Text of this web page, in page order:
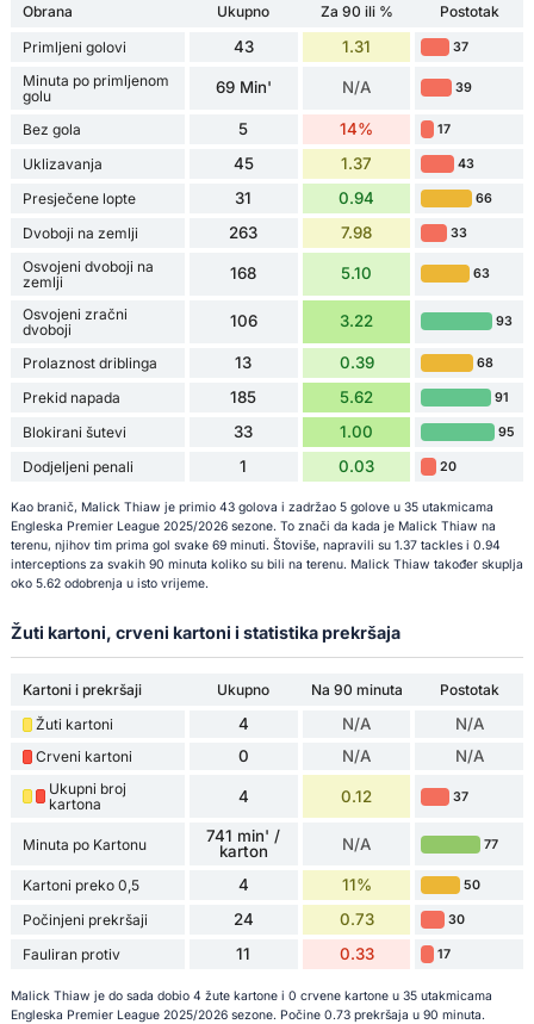
Obrana Ukupno Za 90 ili %
Postotak
Primljeni golovi
43 1.31 37
Minuta po primljenom
golu
69 Min' N/A 39
Bez gola 5 14% 17
Uklizavanja 45 1.37 43
Presječene lopte 31 0.94 66
Dvoboji na zemlji 263 7.98 33
Osvojeni dvoboji na
zemlji
168 5.10 63
Osvojeni zračni
dvoboji
106 3.22 93
Prolaznost driblinga 13 0.39 68
Prekid napada 185 5.62 91
Blokirani šutevi 33 1.00 95
Dodjeljeni penali 1 0.03 20
Kao branič, Malick Thiaw je primio 43 golova i zadržao 5 golove u 35 utakmicama
Engleska Premier League 2025/2026 sezone. To znači da kada je Malick Thiaw na
terenu, njihov tim prima gol svake 69 minuti. Štoviše, napravili su 1.37 tackles i 0.94
interceptions za svakih 90 minuta koliko su bili na terenu. Malick Thiaw također skuplja
oko 5.62 odobrenja u isto vrijeme.
Žuti kartoni, crveni kartoni i statistika prekršaja
Kartoni i prekršaji Ukupno Na 90 minuta
Postotak
Žuti kartoni
4 N/A N/A
Crveni kartoni 0 N/A N/A
Ukupni broj
kartona
4 0.12 37
Minuta po Kartonu
741 min' /
karton
N/A 77
Kartoni preko 0,5 4 11% 50
Počinjeni prekršaji 24 0.73 30
Fauliran protiv 11 0.33 17
Malick Thiaw je do sada dobio 4 žute kartone i 0 crvene kartone u 35 utakmicama
Engleska Premier League 2025/2026 sezone. Počine 0.73 prekršaja u 90 minuta.